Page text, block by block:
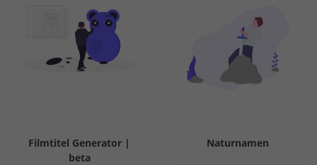
Filmtitel Generator |
beta
Naturnamen